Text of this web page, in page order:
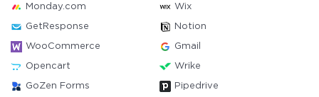
Monday.com Wix
GetResponse Notion
WooCommerce Gmail
Opencart Wrike
GoZen Forms Pipedrive